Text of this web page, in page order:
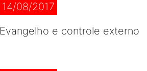
14/08/2017
Evangelho e controle externo